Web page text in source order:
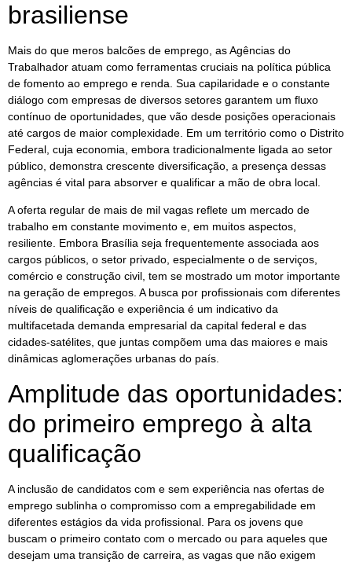
brasiliense
Mais do que meros balcões de emprego, as Agências do
Trabalhador atuam como ferramentas cruciais na política pública
de fomento ao emprego e renda. Sua capilaridade e o constante
diálogo com empresas de diversos setores garantem um fluxo
contínuo de oportunidades, que vão desde posições operacionais
até cargos de maior complexidade. Em um território como o Distrito
Federal, cuja economia, embora tradicionalmente ligada ao setor
público, demonstra crescente diversificação, a presença dessas
agências é vital para absorver e qualificar a mão de obra local.
A oferta regular de mais de mil vagas reflete um mercado de
trabalho em constante movimento e, em muitos aspectos,
resiliente. Embora Brasília seja frequentemente associada aos
cargos públicos, o setor privado, especialmente o de serviços,
comércio e construção civil, tem se mostrado um motor importante
na geração de empregos. A busca por profissionais com diferentes
níveis de qualificação e experiência é um indicativo da
multifacetada demanda empresarial da capital federal e das
cidades-satélites, que juntas compõem uma das maiores e mais
dinâmicas aglomerações urbanas do país.
Amplitude das oportunidades:
do primeiro emprego à alta
qualificação
A inclusão de candidatos com e sem experiência nas ofertas de
emprego sublinha o compromisso com a empregabilidade em
diferentes estágios da vida profissional. Para os jovens que
buscam o primeiro contato com o mercado ou para aqueles que
desejam uma transição de carreira, as vagas que não exigem